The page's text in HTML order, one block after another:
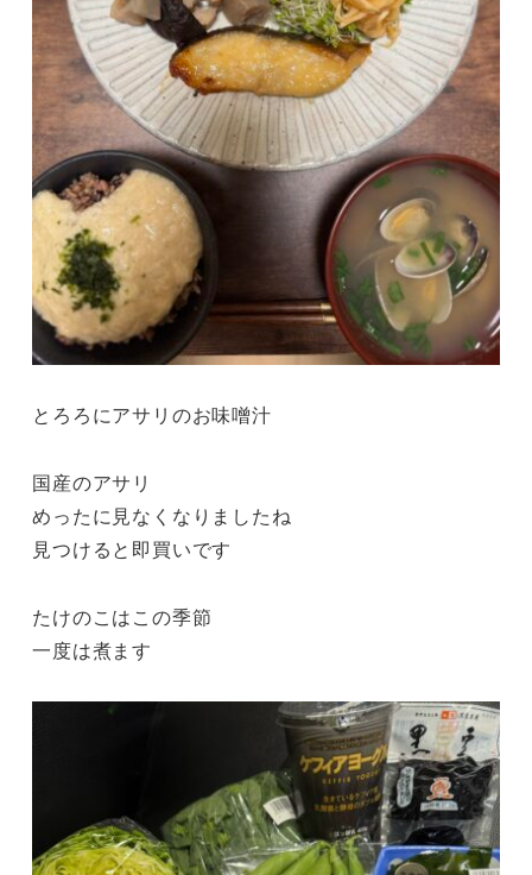
とろろにアサリのお味噌汁
国産のアサリ
めったに見なくなりましたね
見つけると即買いです
たけのこはこの季節
一度は煮ます